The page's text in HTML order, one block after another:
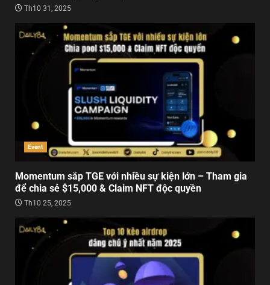
Th10 31, 2025
Event
Momentum sắp TGE với nhiều sự kiện lớn – Tham gia
để chia sẻ $15,000 & Claim NFT độc quyền
Th10 25, 2025